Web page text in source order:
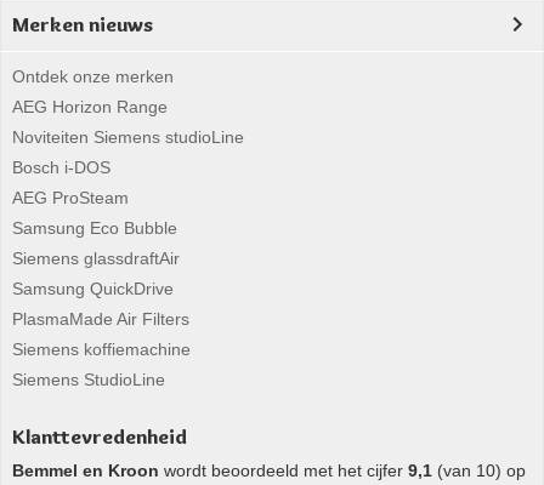
Merken nieuws
Ontdek onze merken
AEG Horizon Range
Noviteiten Siemens studioLine
Bosch i-DOS
AEG ProSteam
Samsung Eco Bubble
Siemens glassdraftAir
Samsung QuickDrive
PlasmaMade Air Filters
Siemens koffiemachine
Siemens StudioLine
Klanttevredenheid
Bemmel en Kroon wordt beoordeeld met het cijfer 9,1 (van 10) op